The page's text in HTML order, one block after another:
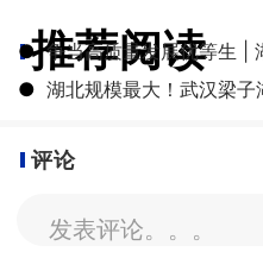
推荐阅读
●
● 湖北规模最大！武汉梁
评论
发表评论。。。